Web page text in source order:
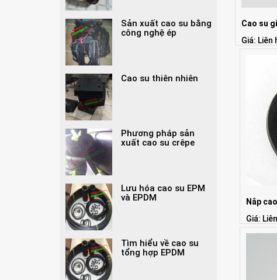
Cao su
Giá: Liên
Nắp
Giá:
Sản xuất cao su bằng
công nghệ ép
Cao su thiên nhiên
Phương pháp sản
xuất cao su crêpe
Lưu hóa cao su EPM
và EPDM
Tìm hiểu về cao su
tổng hợp EPDM